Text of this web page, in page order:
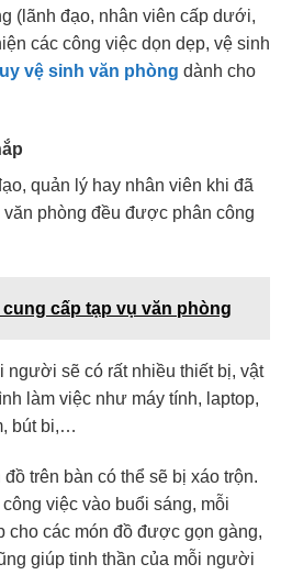
(lãnh đạo, nhân viên cấp dưới,
các công việc dọn dẹp, vệ sinh
vệ sinh văn phòng dành cho
quản lý hay nhân viên khi đã
phòng đều được phân công
cấp tạp vụ văn phòng
người sẽ có rất nhiều thiết bị, vật
làm việc như máy tính, laptop,
bút bi,…
trên bàn có thể sẽ bị xáo trộn.
việc vào buổi sáng, mỗi
cho các món đồ được gọn gàng,
giúp tinh thần của mỗi người